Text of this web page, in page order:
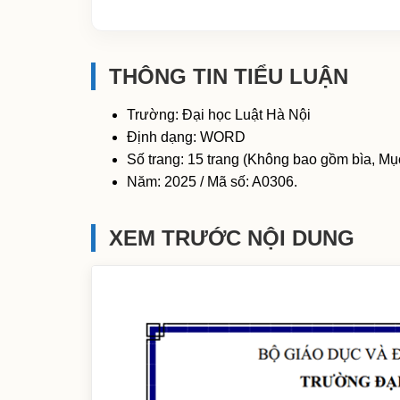
THÔNG TIN TIỂU LUẬN
Trường: Đại học Luật Hà Nội
Định dạng: WORD
Số trang: 15 trang (Không bao gồm bìa,
Năm: 2025 / Mã số: A0306.
XEM TRƯỚC NỘI DUNG